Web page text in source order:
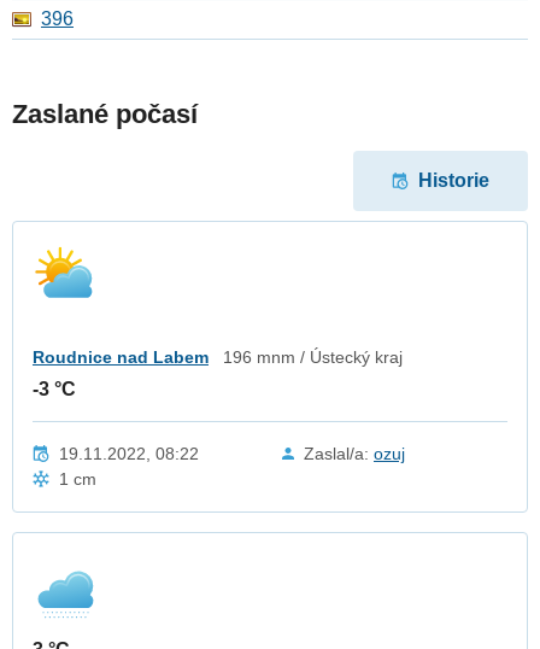
396
Zaslané počasí
Historie
Roudnice nad Labem 196 mnm / Ústecký kraj
-3 °C
19.11.2022, 08:22 Zaslal/a: ozuj
1 cm